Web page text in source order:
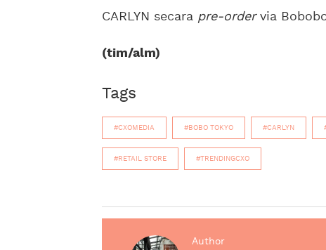
CARLYN secara pre-ordervia
(tim/alm)
Tags
#CXOMEDIA #BOBO TOKYO #CARLYN
#RETAIL STORE #TRENDINGCXO
Author